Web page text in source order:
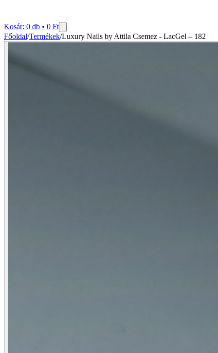
Kosár: 0 db • 0 Ft
Főoldal/Termékek/Luxury Nails by Attila Csemez - LacGel – 182